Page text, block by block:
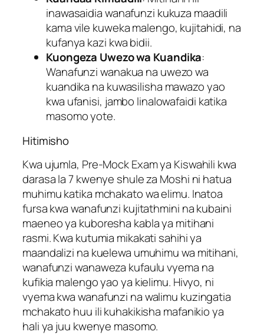
inawasaidia wanafunzi kukuza maadili
kama vile kuweka malengo, kujitahidi, na
kufanya kazi kwa bidii.
Kuongeza Uwezo wa Kuandika:
Wanafunzi wanakua na uwezo wa
kuandika na kuwasilisha mawazo yao
kwa ufanisi, jambo linalowafaidi katika
masomo yote.
Hitimisho
Kwa ujumla, Pre-Mock Exam ya Kiswahili kwa
darasa la 7 kwenye shule za Moshi ni hatua
muhimu katika mchakato wa elimu. Inatoa
fursa kwa wanafunzi kujitathmini na kubaini
maeneo ya kuboresha kabla ya mitihani
rasmi. Kwa kutumia mikakati sahihi ya
maandalizi na kuelewa umuhimu wa mitihani,
wanafunzi wanaweza kufaulu vyema na
kufikia malengo yao ya kielimu. Hivyo, ni
vyema kwa wanafunzi na walimu kuzingatia
mchakato huu ili kuhakikisha mafanikio ya
hali ya juu kwenye masomo.